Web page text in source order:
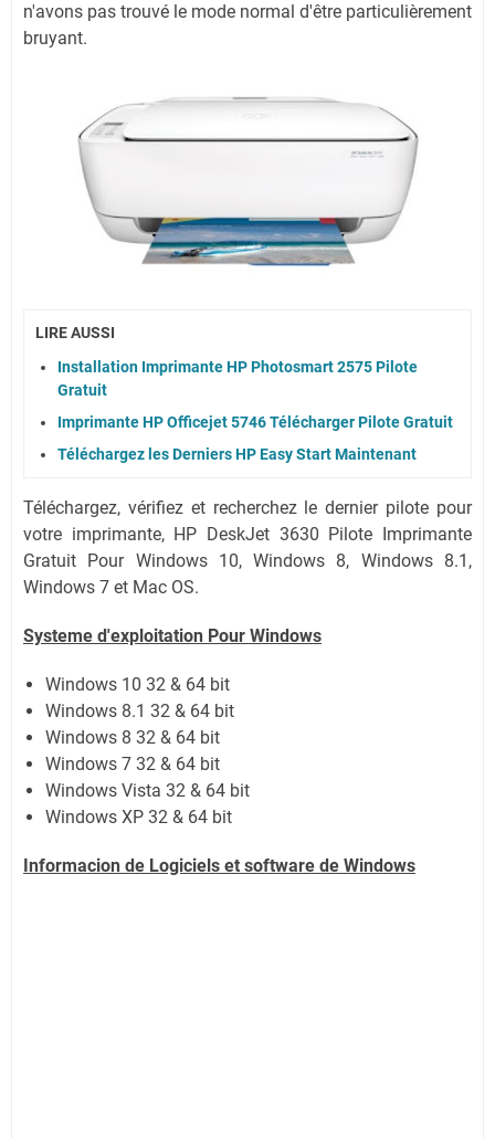
n'avons pas trouvé le mode normal d'être particulièrement
bruyant.
LIRE AUSSI
Installation Imprimante HP Photosmart 2575 Pilote
Gratuit
Imprimante HP Officejet 5746 Télécharger Pilote Gratuit
Téléchargez les Derniers HP Easy Start Maintenant
Téléchargez, vérifiez et recherchez le dernier pilote pour
votre imprimante, HP DeskJet 3630 Pilote Imprimante
Gratuit Pour Windows 10, Windows 8, Windows 8.1,
Windows 7 et Mac OS.
Systeme d'exploitation Pour Windows
Windows 10 32 & 64 bit
Windows 8.1 32 & 64 bit
Windows 8 32 & 64 bit
Windows 7 32 & 64 bit
Windows Vista 32 & 64 bit
Windows XP 32 & 64 bit
Informacion de Logiciels et software de Windows